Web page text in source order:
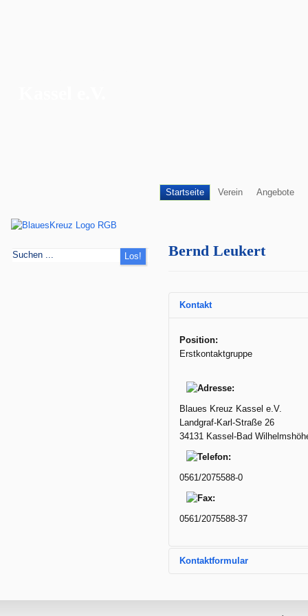
Startseite Verein Angebote
Bernd Leukert
Kontakt
Position:
Erstkontaktgruppe
Blaues Kreuz Kassel e.V.
Landgraf-Karl-Straße 26
34131 Kassel-Bad
0561/2075588-0
0561/2075588-37
Kontaktformular